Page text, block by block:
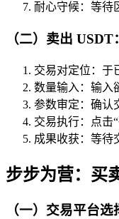
耐心守候：等待
（二）卖出
交易对定位：于
数量输入：输入
参数审定：确认
交易执行：点击
成果收获：等待
步步为营：买
（一）交易平台